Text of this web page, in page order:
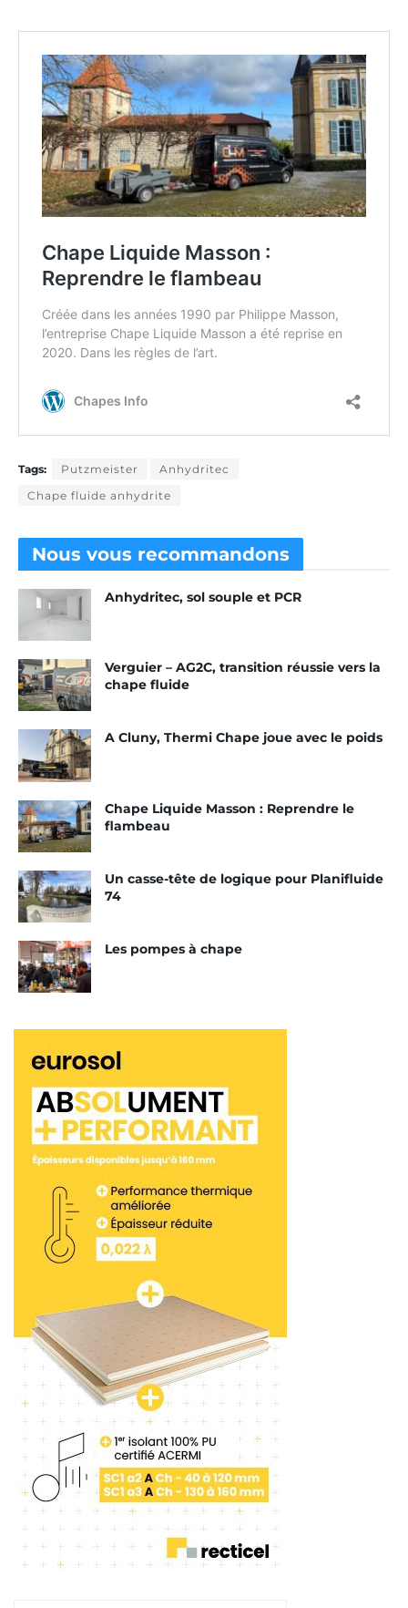
Tags: Putzmeister
Anhydritec
Chape fluide anhydrite
Nous vous recommandons
Anhydritec, sol souple et PCR
Verguier – AG2C, transition réussie vers la
chape fluide
A Cluny, Thermi Chape joue avec le poids
Chape Liquide Masson : Reprendre le
flambeau
Un casse-tête de logique pour Planifluide
74
Les pompes à chape